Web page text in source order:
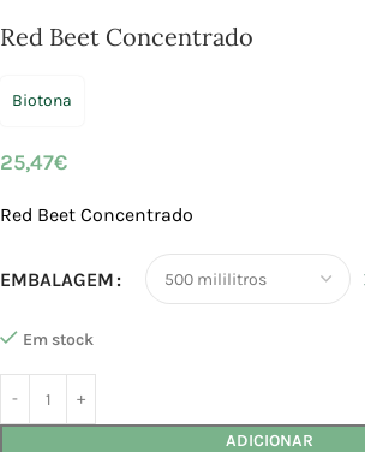
Red Beet Concentrado
Biotona
25,47€
Red Beet Concentrado
EMBALAGEM
Em stock
ADICIONAR